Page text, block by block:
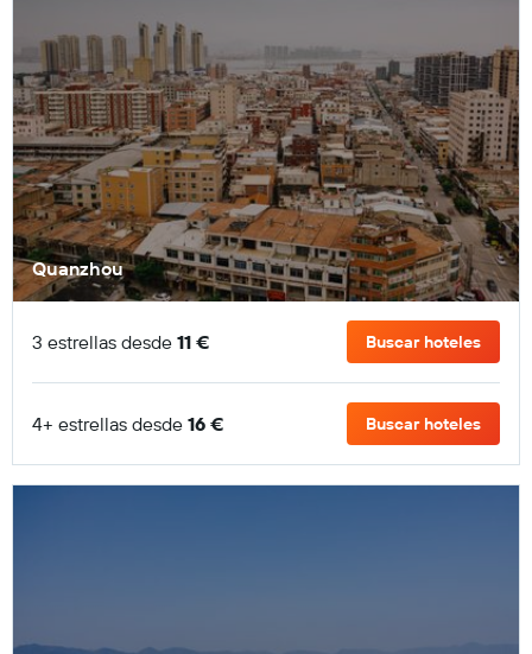
Quanzhou
3 estrellas desde 11 € Buscar hoteles
4+ estrellas desde 16 € Buscar hoteles